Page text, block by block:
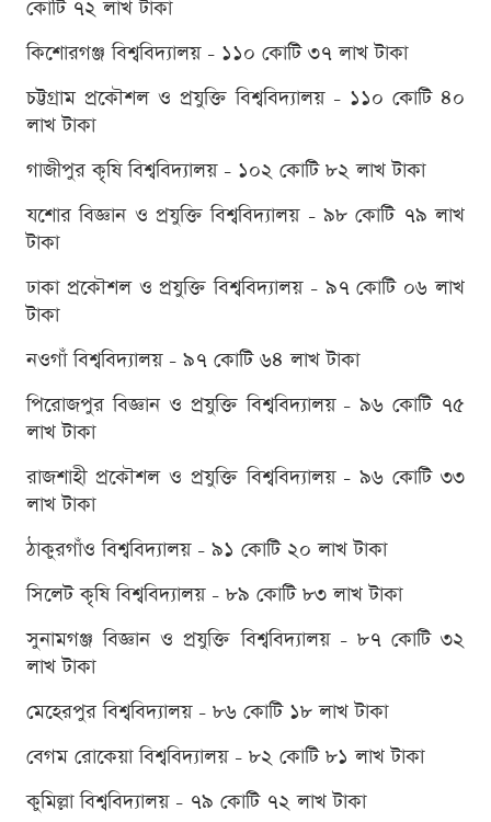
কোটি ৭২ লাখ টাকা
কিশোরগঞ্জ বিশ্ববিদ্যালয় - ১১০ কোটি ৩৭ লাখ টাকা
চট্টগ্রাম প্রকৌশল ও প্রযুক্তি বিশ্ববিদ্যালয় - ১১০ কোটি ৪০
লাখ টাকা
গাজীপুর কৃষি বিশ্ববিদ্যালয় - ১০২ কোটি ৮২ লাখ টাকা
যশোর বিজ্ঞান ও প্রযুক্তি বিশ্ববিদ্যালয় - ৯৮ কোটি ৭৯ লাখ
টাকা
ঢাকা প্রকৌশল ও প্রযুক্তি বিশ্ববিদ্যালয় - ৯৭ কোটি ০৬ লাখ
টাকা
নওগাঁ বিশ্ববিদ্যালয় - ৯৭ কোটি ৬৪ লাখ টাকা
পিরোজপুর বিজ্ঞান ও প্রযুক্তি বিশ্ববিদ্যালয় - ৯৬ কোটি ৭৫
লাখ টাকা
রাজশাহী প্রকৌশল ও প্রযুক্তি বিশ্ববিদ্যালয় - ৯৬ কোটি ৩৩
লাখ টাকা
ঠাকুরগাঁও বিশ্ববিদ্যালয় - ৯১ কোটি ২০ লাখ টাকা
সিলেট কৃষি বিশ্ববিদ্যালয় - ৮৯ কোটি ৮৩ লাখ টাকা
সুনামগঞ্জ বিজ্ঞান ও প্রযুক্তি বিশ্ববিদ্যালয় - ৮৭ কোটি ৩২
লাখ টাকা
মেহেরপুর বিশ্ববিদ্যালয় - ৮৬ কোটি ১৮ লাখ টাকা
বেগম রোকেয়া বিশ্ববিদ্যালয় - ৮২ কোটি ৮১ লাখ টাকা
কুমিল্লা বিশ্ববিদ্যালয় - ৭৯ কোটি ৭২ লাখ টাকা